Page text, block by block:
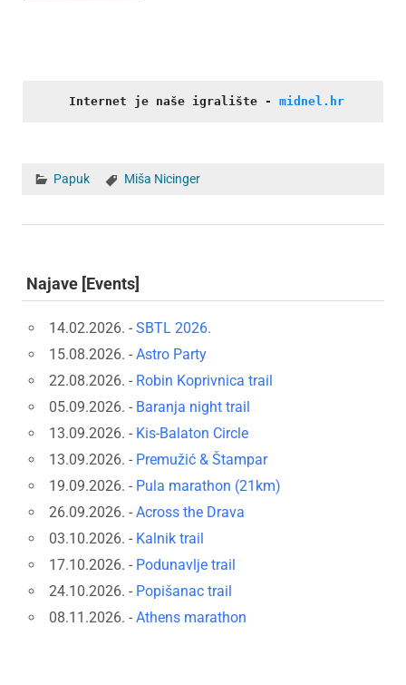
Internet je naše igralište - midnel.hr
Papuk Miša Nicinger
Najave [Events]
14.02.2026. - SBTL 2026.
15.08.2026. - Astro Party
22.08.2026. - Robin Koprivnica trail
05.09.2026. - Baranja night trail
13.09.2026. - Kis-Balaton Circle
13.09.2026. - Premužić & Štampar
19.09.2026. - Pula marathon (21km)
26.09.2026. - Across the Drava
03.10.2026. - Kalnik trail
17.10.2026. - Podunavlje trail
24.10.2026. - Popišanac trail
08.11.2026. - Athens marathon